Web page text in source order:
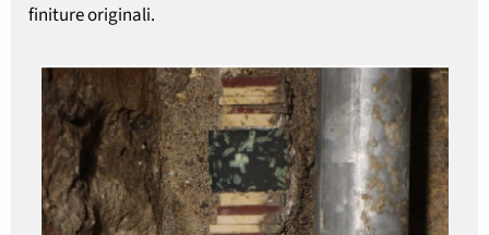
finiture originali.